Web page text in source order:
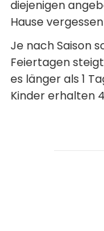
diejenigen
Hause
Je nach Saison
Feiertagen steigt
es länger als 1
Kinder erhalten